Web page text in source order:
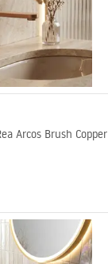
Arcos Brush Copper